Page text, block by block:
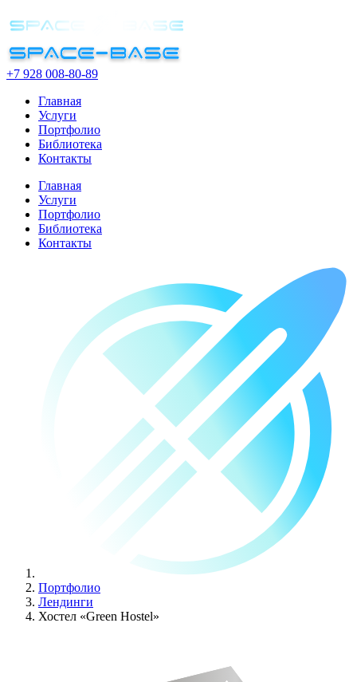
+7 928 008-80-89
Главная
Услуги
Портфолио
Библиотека
Контакты
Главная
Услуги
Портфолио
Библиотека
Контакты
Портфолио
Лендинги
Хостел «Green Hostel»